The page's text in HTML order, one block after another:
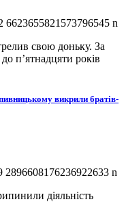
свою доньку. За
п’ятнадцяти років
викрили братів-
діяльність